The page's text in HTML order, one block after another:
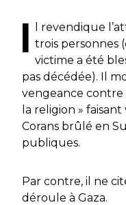
I
l revendique
trois personnes
victime a été
pas décédée). Il
vengeance
la religion »
Corans brûlé en
publiques.
Par contre, il ne
déroule à Gaza.